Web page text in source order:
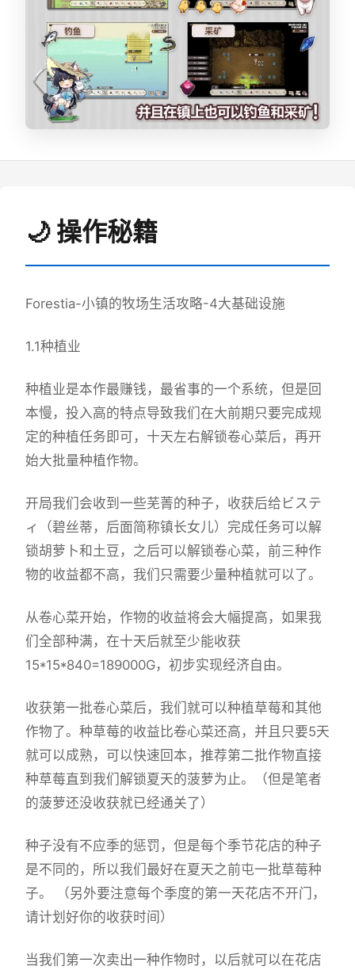
🌙 操作秘籍
Forestia-小镇的牧场生活攻略-4大基础设施
1.1种植业
种植业是本作最赚钱，最省事的一个系统，但是回
本慢，投入高的特点导致我们在大前期只要完成规
定的种植任务即可，十天左右解锁卷心菜后，再开
始大批量种植作物。
开局我们会收到一些芜菁的种子，收获后给ビステ
ィ（碧丝蒂，后面简称镇长女儿）完成任务可以解
锁胡萝卜和土豆，之后可以解锁卷心菜，前三种作
物的收益都不高，我们只需要少量种植就可以了。
从卷心菜开始，作物的收益将会大幅提高，如果我
们全部种满，在十天后就至少能收获
15*15*840=189000G，初步实现经济自由。
收获第一批卷心菜后，我们就可以种植草莓和其他
作物了。种草莓的收益比卷心菜还高，并且只要5天
就可以成熟，可以快速回本，推荐第二批作物直接
种草莓直到我们解锁夏天的菠萝为止。（但是笔者
的菠萝还没收获就已经通关了）
种子没有不应季的惩罚，但是每个季节花店的种子
是不同的，所以我们最好在夏天之前屯一批草莓种
子。 （另外要注意每个季度的第一天花店不开门，
请计划好你的收获时间）
当我们第一次卖出一种作物时，以后就可以在花店